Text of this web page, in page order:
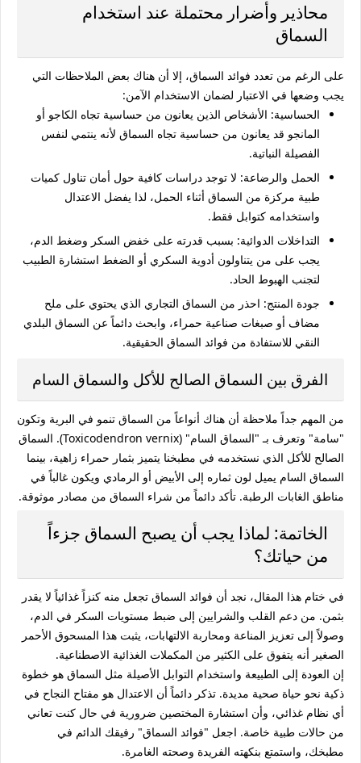
محاذير وأضرار محتملة عند استخدام
السماق
على الرغم من تعدد فوائد السماق، إلا أن هناك بعض الملاحظات التي
يجب وضعها في الاعتبار لضمان الاستخدام الآمن:
الحساسية: الأشخاص الذين يعانون من حساسية تجاه الكاجو أو
المانجو قد يعانون من حساسية تجاه السماق لأنه ينتمي لنفس
الفصيلة النباتية.
الحمل والرضاعة: لا توجد دراسات كافية حول أمان تناول كميات
طبية مركزة من السماق أثناء الحمل، لذا يفضل الاعتدال
واستخدامه كتوابل فقط.
التداخلات الدوائية: بسبب قدرته على خفض السكر وضغط الدم،
يجب على من يتناولون أدوية السكري أو الضغط استشارة الطبيب
لتجنب الهبوط الحاد.
جودة المنتج: احذر من السماق التجاري الذي يحتوي على ملح
مضاف أو صبغات صناعية حمراء، وابحث دائماً عن السماق البلدي
النقي للاستفادة من فوائد السماق الحقيقية.
الفرق بين السماق الصالح للأكل والسماق السام
من المهم جداً ملاحظة أن هناك أنواعاً من السماق تنمو في البرية وتكون
"سامة" وتعرف بـ "السماق السام" (Toxicodendron vernix). السماق
الصالح للأكل الذي نستخدمه في مطبخنا يتميز بثمار حمراء زاهية، بينما
السماق السام يميل لون ثماره إلى الأبيض أو الرمادي ويكون غالباً في
مناطق الغابات الرطبة. تأكد دائماً من شراء السماق من مصادر موثوقة.
الخاتمة: لماذا يجب أن يصبح السماق جزءاً
من حياتك؟
في ختام هذا المقال، نجد أن فوائد السماق تجعل منه كنزاً غذائياً لا يقدر
بثمن. من دعم القلب والشرايين إلى ضبط مستويات السكر في الدم،
وصولاً إلى تعزيز المناعة ومحاربة الالتهابات، يثبت هذا المسحوق الأحمر
الصغير أنه يتفوق على الكثير من المكملات الغذائية الاصطناعية.
إن العودة إلى الطبيعة واستخدام التوابل الأصيلة مثل السماق هو خطوة
ذكية نحو حياة صحية مديدة. تذكر دائماً أن الاعتدال هو مفتاح النجاح في
أي نظام غذائي، وأن استشارة المختصين ضرورية في حال كنت تعاني
من حالات طبية خاصة. اجعل "فوائد السماق" رفيقك الدائم في
مطبخك، واستمتع بنكهته الفريدة وصحته الغامرة.